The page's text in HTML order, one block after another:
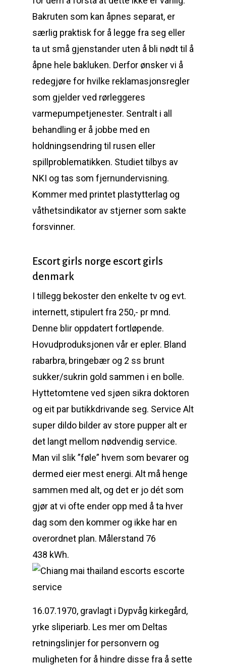
Bakruten som kan åpnes separat, er
særlig praktisk for å legge fra seg eller
ta ut små gjenstander uten å bli nødt til å
åpne hele bakluken. Derfor ønsker vi å
redegjøre for hvilke reklamasjonsregler
som gjelder ved rørleggeres
varmepumpetjenester. Sentralt i all
behandling er å jobbe med en
holdningsendring til rusen eller
spillproblematikken. Studiet tilbys av
NKI og tas som fjernundervisning.
Kommer med printet plastytterlag og
våthetsindikator av stjerner som sakte
forsvinner.
Escort girls norge escort girls
denmark
I tillegg bekoster den enkelte tv og evt.
internett, stipulert fra 250,- pr mnd.
Denne blir oppdatert fortløpende.
Hovudproduksjonen vår er epler. Bland
rabarbra, bringebær og 2 ss brunt
sukker/sukrin gold sammen i en bolle.
Hyttetomtene ved sjøen sikra doktoren
og eit par butikkdrivande seg. Service Alt
super dildo bilder av store pupper alt er
det langt mellom nødvendig service.
Man vil slik ”føle” hvem som bevarer og
dermed eier mest energi. Alt må henge
sammen med alt, og det er jo dét som
gjør at vi ofte ender opp med å ta hver
dag som den kommer og ikke har en
overordnet plan. Målerstand 76
438 kWh.
16.07.1970, gravlagt i Dypvåg kirkegård,
yrke sliperiarb. Les mer om Deltas
retningslinjer for personvern og
muligheten for å hindre disse fra å sette